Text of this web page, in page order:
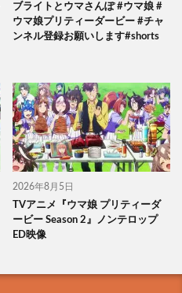
ブライトとウマさんぽ #ウマ娘 #
ウマ娘プリティーダービー #チャ
ンネル登録お願いします#shorts
2026年8月5日
TVアニメ『ウマ娘 プリティーダ
ービー Season 2』ノンテロップ
ED映像